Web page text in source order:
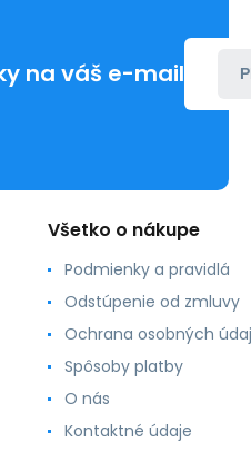
na váš e-mail
Všetko o nákupe
Podmienky a pravidlá
Odstúpenie od zmluvy
Ochrana osobných
Spôsoby platby
O nás
Kontaktné údaje